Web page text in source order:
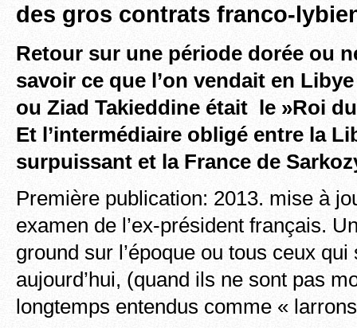
des gros contrats franco-
Retour sur une période dorée ou
savoir ce que l’on vendait en
ou Ziad Takieddine était le »Roi
Et l’intermédiaire obligé entre la
surpuissant et la France de
Première publication: 2013. mise à
examen de l’ex-président français.
ground sur l’époque ou tous ceux qui
aujourd’hui, (quand ils ne sont pas
longtemps entendus comme «